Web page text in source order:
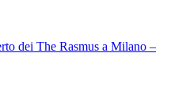
dei The Rasmus a Milano –